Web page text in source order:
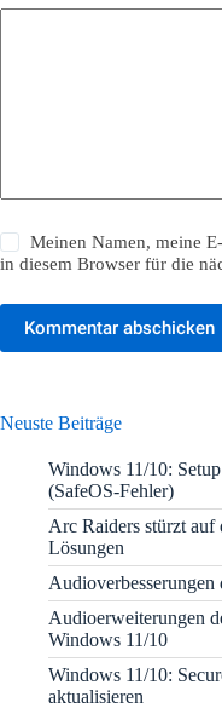
Meinen Namen, meine
in diesem Browser für die
Kommentar abschicken
Neuste Beiträge
Windows 11/10:
(SafeOS-Fehler)
Arc Raiders stürzt auf
Lösungen
Audioerweiterungen
Windows 11/10
Windows 11/10:
aktualisieren